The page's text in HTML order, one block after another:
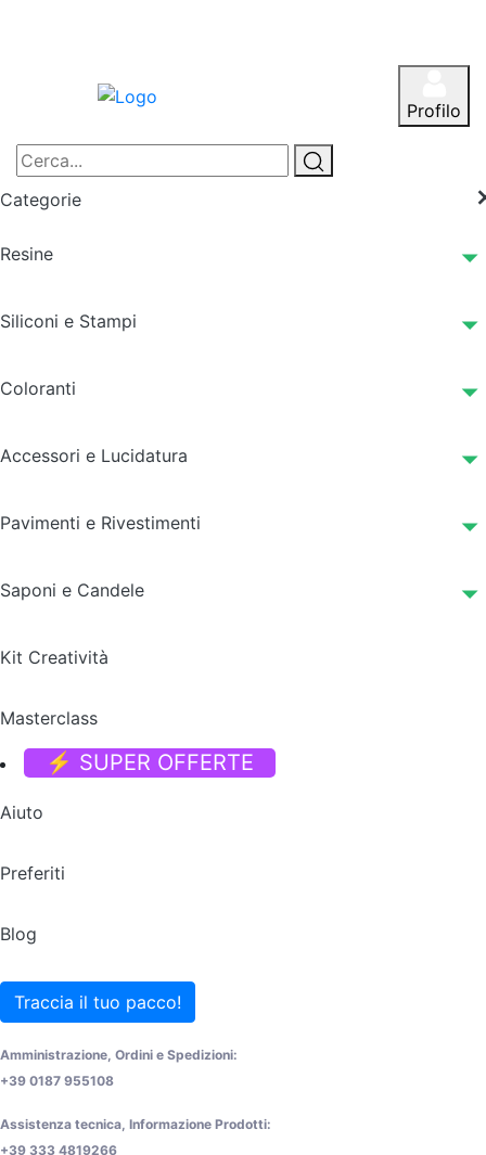
Profilo
Categorie
Resine
Siliconi e Stampi
Coloranti
Accessori e Lucidatura
Pavimenti e Rivestimenti
Saponi e Candele
Kit Creatività
Masterclass
⚡ SUPER OFFERTE
Aiuto
Preferiti
Blog
Traccia il tuo pacco!
Amministrazione, Ordini e Spedizioni:
+39 0187 955108
Assistenza tecnica, Informazione Prodotti:
+39 333 4819266